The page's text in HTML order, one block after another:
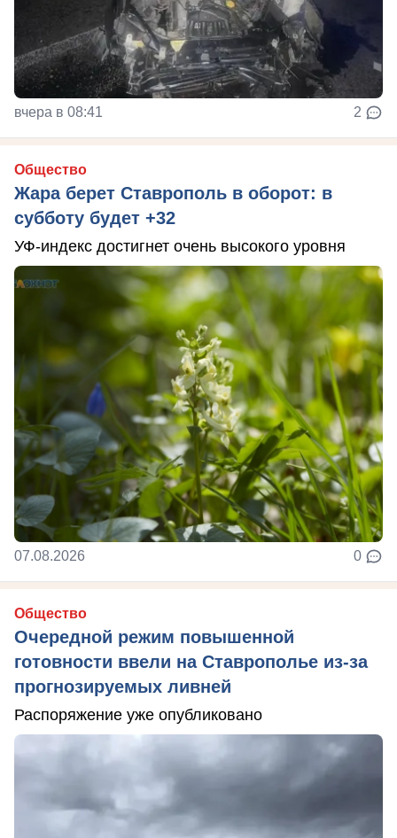
вчера в 08:41 2
Общество
Жара берет Ставрополь в оборот: в
субботу будет +32
УФ-индекс достигнет очень высокого уровня
07.08.2026 0
Общество
Очередной режим повышенной
готовности ввели на Ставрополье из-за
прогнозируемых ливней
Распоряжение уже опубликовано